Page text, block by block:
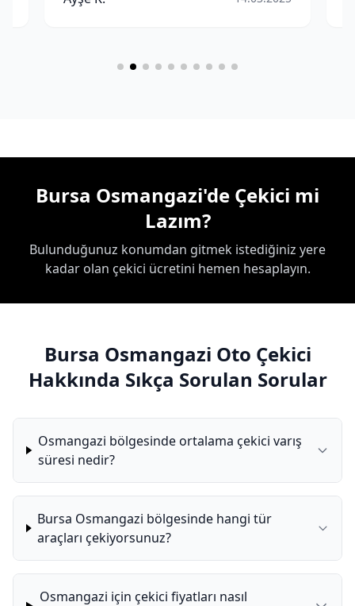
Bursa Osmangazi'de Çekici mi
Lazım?
Bulunduğunuz konumdan gitmek istediğiniz yere
kadar olan çekici ücretini hemen hesaplayın.
Bursa Osmangazi Oto Çekici
Hakkında Sıkça Sorulan Sorular
Osmangazi bölgesinde ortalama çekici varış
süresi nedir?
Bursa Osmangazi bölgesinde hangi tür
araçları çekiyorsunuz?
Osmangazi için çekici fiyatları nasıl